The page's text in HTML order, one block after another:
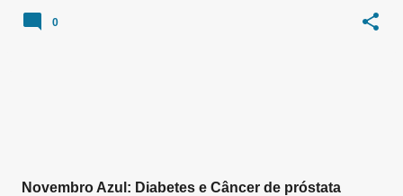
0
Novembro Azul: Diabetes e Câncer de próstata